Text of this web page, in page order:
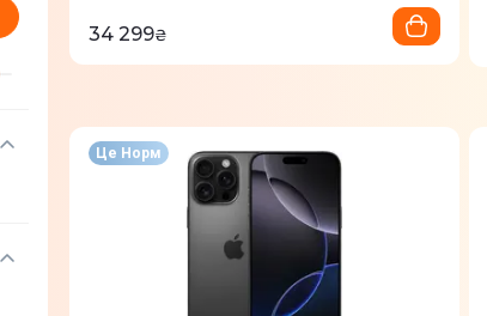
34 299₴
Це Норм